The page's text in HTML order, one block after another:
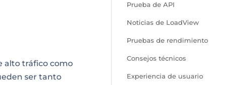
alto tráfico como
ser tanto
Prueba de API
Noticias de LoadView
Pruebas de rendimiento
Consejos técnicos
Experiencia de usuario